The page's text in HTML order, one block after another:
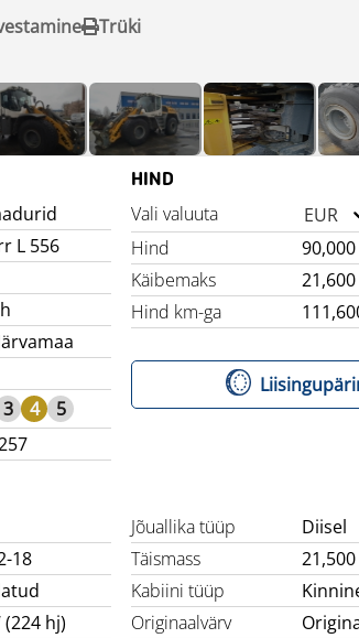
Trüki
L 556
3 4
5
HIND
Vali valuuta
EUR
Hind
Käibemaks
Hind km-ga
Jõuallika tüüp
Diisel
18 Täismass
Kabiini tüüp
(224 hj) Originaalvärv